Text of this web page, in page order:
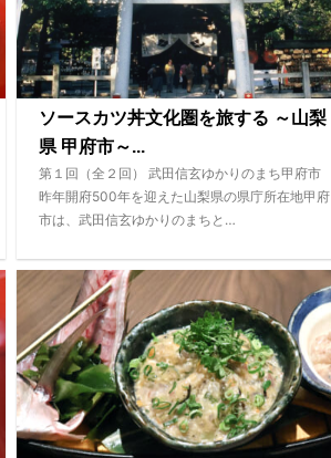
ソースカツ丼文化圏を旅する ～山梨
県 甲府市～...
第１回（全２回） 武田信玄ゆかりのまち甲府市
昨年開府500年を迎えた山梨県の県庁所在地甲府
市は、武田信玄ゆかりのまちと…